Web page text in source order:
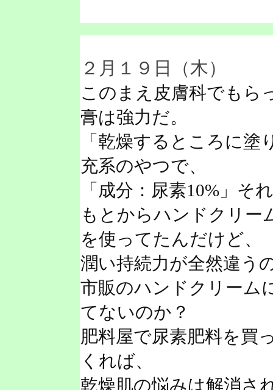
２月１９日（木）
このまえ皮膚科でもら
膏は強力だ。
「乾燥するところに
充系のやつで、
「成分：尿素10%」そ
もとからハンドクリー
を使ってたんだけど、
潤い持続力が全然違う
市販のハンドクリーム
てないのか？
肥料屋で尿素肥料を買
くれば、
乾燥肌の悩みは解消さ